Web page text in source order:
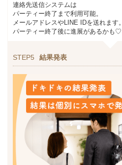
連絡先送信システムは
パーティー終了まで利用可能。
メールアドレスやLINE IDを送れます。
パーティー終了後に進展があるかも♡
STEP5 結果発表